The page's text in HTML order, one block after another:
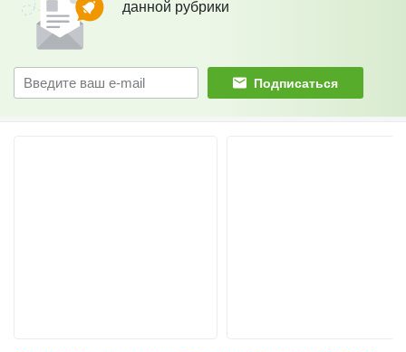
данной рубрики
Подписаться